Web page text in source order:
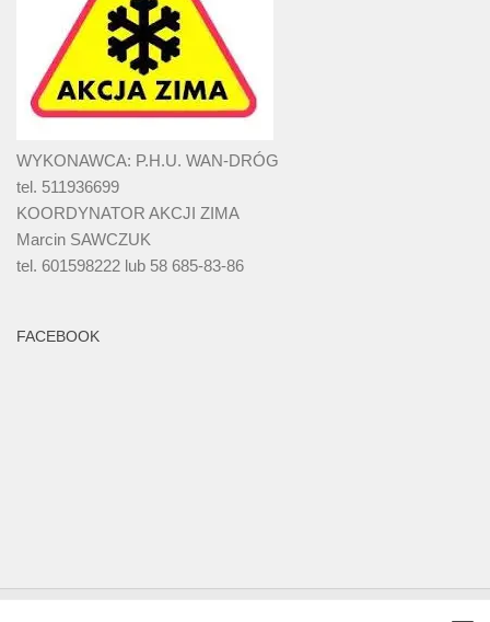
WYKONAWCA: P.H.U. WAN-DRÓG
tel. 511936699
KOORDYNATOR AKCJI ZIMA
Marcin SAWCZUK
tel. 601598222 lub 58 685-83-86
FACEBOOK